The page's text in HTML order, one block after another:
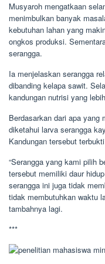
Musyaroh mengatkaan
menimbulkan banyak
kebutuhan lahan yang
ongkos produksi.
serangga.
Ia menjelaskan serangga
dibanding kelapa sawit.
kandungan nutrisi yang
Berdasarkan dari apa yang
diketahui larva serangga
Kandungan tersebut
“Serangga yang kami pilih
tersebut memiliki daur
serangga ini juga tidak
tidak membutuhkan waktu
tambahnya lagi.
***